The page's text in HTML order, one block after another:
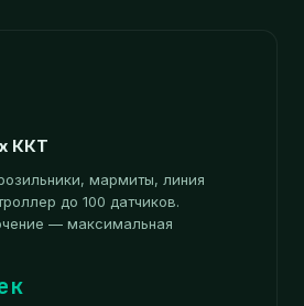
ККТ
мармиты, линия
до 100 датчиков.
— максимальная